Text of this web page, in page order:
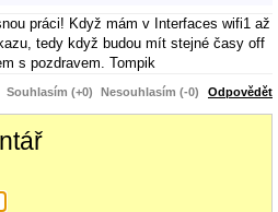
práci! Když mám v Interfaces wifi1 až
tedy když budou mít stejné časy off
s pozdravem. Tompik
Souhlasím (+0) Nesouhlasím (-0) Odpovědět